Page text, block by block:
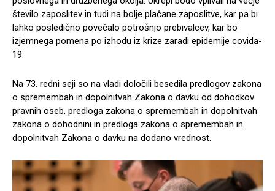
število zaposlitev in tudi na bolje plačane zaposlitve, kar pa bi
lahko posledično povečalo potrošnjo prebivalcev, kar bo
izjemnega pomena po izhodu iz krize zaradi epidemije covida-
19.
Na 73. redni seji so na vladi določili besedila predlogov zakona
o spremembah in dopolnitvah Zakona o davku od dohodkov
pravnih oseb, predloga zakona o spremembah in dopolnitvah
zakona o dohodnini in predloga zakona o spremembah in
dopolnitvah Zakona o davku na dodano vrednost.